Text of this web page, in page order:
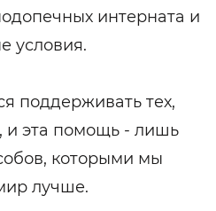
интерната и
условия.
поддерживать тех,
и эта помощь - лишь
которыми мы
лучше.